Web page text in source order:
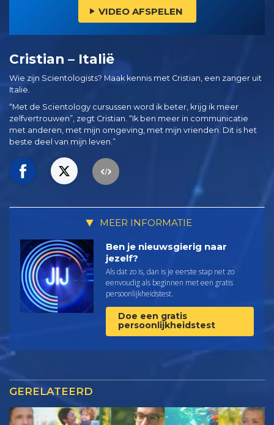
VIDEO AFSPELEN
Cristian – Italië
Wie zijn Scientologists? Maak kennis met Cristian, een zanger uit
Italië.
“Met de Scientology cursussen word ik beter, krijg ik meer
zelfvertrouwen”, zegt Cristian. “Ik ben meer in communicatie
met anderen, met mijn omgeving, met mijn vrienden. Dit is het
beste deel van mijn leven.”
MEER INFORMATIE
Ben je nieuwsgierig naar
jezelf?
Als dat zo is, dan is je eerste stap net zo
eenvoudig als beginnen met een gratis
persoonlijkheids­test.
Doe een gratis
persoonlijkheidstest
GERELATEERD